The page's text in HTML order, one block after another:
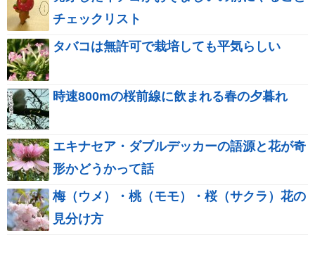
チェックリスト
タバコは無許可で栽培しても平気らしい
時速800mの桜前線に飲まれる春の夕暮れ
エキナセア・ダブルデッカーの語源と花が奇
形かどうかって話
梅（ウメ）・桃（モモ）・桜（サクラ）花の
見分け方